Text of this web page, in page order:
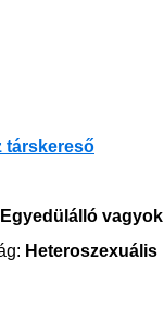
társkereső
Egyedülálló vagyok
Heteroszexuális